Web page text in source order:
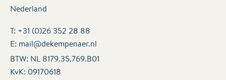
Nederland
T: +31 (0)26 352 28 88
E: mail@dekempenaer.nl
BTW: NL 8179.35.769.B01
KvK: 09170618